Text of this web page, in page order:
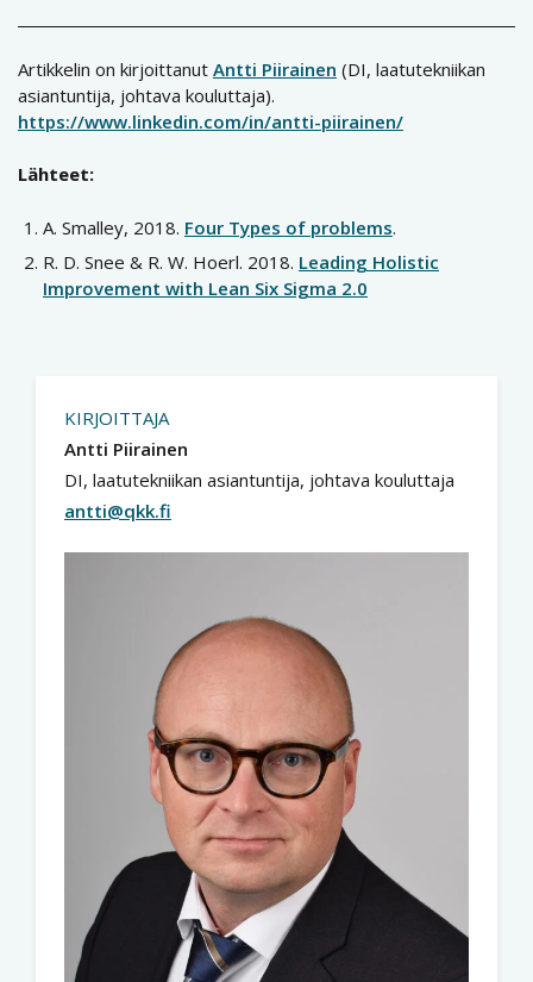
Artikkelin on kirjoittanut Antti Piirainen (DI, laatutekniikan
asiantuntija, johtava kouluttaja).
https://www.linkedin.com/in/antti-piirainen/
Lähteet:
A. Smalley, 2018. Four Types of problems.
R. D. Snee & R. W. Hoerl. 2018. Leading Holistic
Improvement with Lean Six Sigma 2.0
KIRJOITTAJA
Antti Piirainen
DI, laatutekniikan asiantuntija, johtava kouluttaja
antti@qkk.fi